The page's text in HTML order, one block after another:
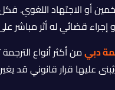
أو الاجتهاد اللغوي.
قضائي له أثر مباشر
دبيمن أكثر أنواع
عليها قرار قانوني قد